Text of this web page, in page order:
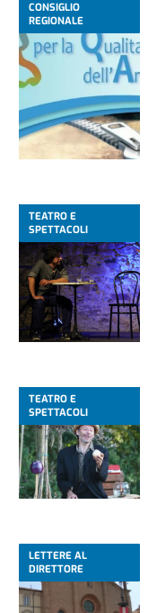
CONSIGLIO
REGIONALE
TEATRO E
SPETTACOLI
TEATRO E
SPETTACOLI
LETTERE AL
DIRETTORE